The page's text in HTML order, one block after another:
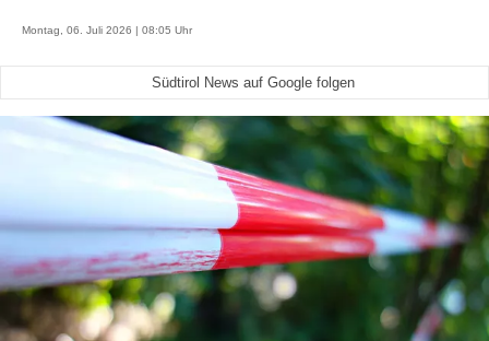
Montag, 06. Juli 2026 | 08:05 Uhr
Südtirol News auf Google folgen